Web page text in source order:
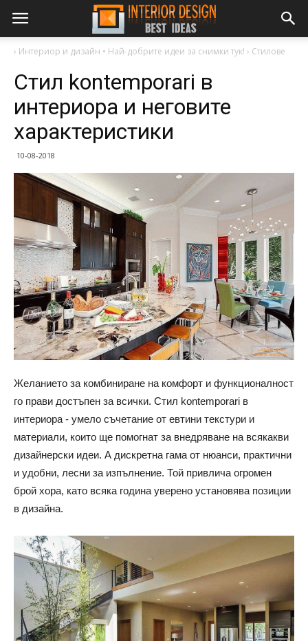
› Интериор и дизайн • Най-добрите идеи за снимки тук! › Стилове
Стил kontemporari в
интериора и неговите
характеристики
10-08-2018
Желанието за комбиниране на комфорт и функционалност
го прави достъпен за всички. Стил kontemporari в
интериора - умело съчетание от евтини текстури и
материали, които ще помогнат за внедряване на всякакви
дизайнерски идеи. А дискретна гама от нюанси, практични
и удобни, лесни за изпълнение. Той привлича огромен
брой хора, като всяка година уверено установява позиции
в дизайна.